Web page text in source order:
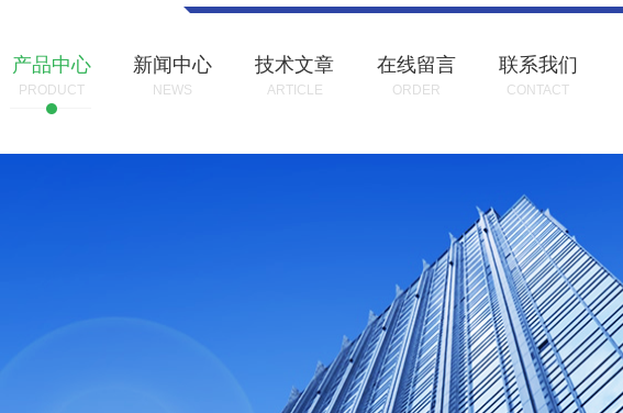
产品中心
PRODUCT
新闻中心
NEWS
技术文章
ARTICLE
在线留言
ORDER
联系我们
CONTACT